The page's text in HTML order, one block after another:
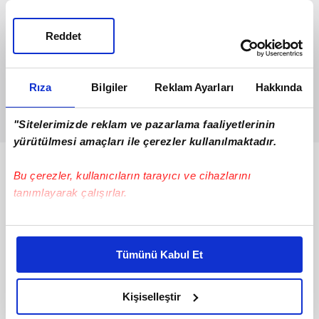
Rıza Bilgiler Reklam Ayarları Hakkında
"Sitelerimizde reklam ve pazarlama faaliyetlerinin
yürütülmesi amaçları ile çerezler kullanılmaktadır.
Bu çerezler, kullanıcıların tarayıcı ve cihazlarını
tanımlayarak çalışırlar.
Bu çerezlere izin vermeniz halinde sizlere özel
daha iyi reklam deneyimi yaşatabiliriz. Bunu yaparken
amacımızın size daha iyi bir reklam deneyimi sunmak
olduğunu ve sizlere en iyi içerikleri sunabilmek adına
elimizden gelen çabayı gösterdiğimizi ve bu noktada,
Tümünü Kabul Et
Kişiselleştir
Reddet
Bunlar da Var